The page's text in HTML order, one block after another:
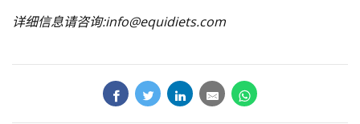
详细信息请咨询:info@equidiets.com